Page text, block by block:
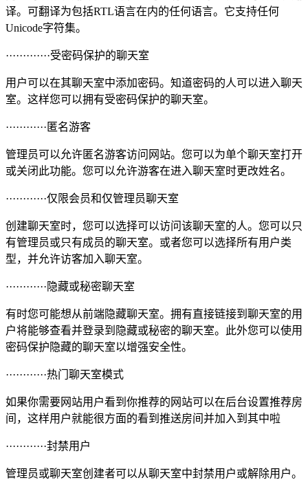
译。可翻译为包括RTL语言在内的任何语言。它支持任何
Unicode字符集。
·············受密码保护的聊天室
用户可以在其聊天室中添加密码。知道密码的人可以进入聊天
室。这样您可以拥有受密码保护的聊天室。
············匿名游客
管理员可以允许匿名游客访问网站。您可以为单个聊天室打开
或关闭此功能。您可以允许游客在进入聊天室时更改姓名。
············仅限会员和仅管理员聊天室
创建聊天室时，您可以选择可以访问该聊天室的人。您可以只
有管理员或只有成员的聊天室。或者您可以选择所有用户类
型，并允许访客加入聊天室。
············隐藏或秘密聊天室
有时您可能想从前端隐藏聊天室。拥有直接链接到聊天室的用
户将能够查看并登录到隐藏或秘密的聊天室。此外您可以使用
密码保护隐藏的聊天室以增强安全性。
············热门聊天室模式
如果你需要网站用户看到你推荐的网站可以在后台设置推荐房
间，这样用户就能很方面的看到推送房间并加入到其中啦
············封禁用户
管理员或聊天室创建者可以从聊天室中封禁用户或解除用户。